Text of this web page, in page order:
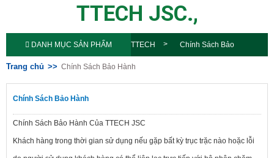
TTECH JSC.,
DANH MỤC SẢN PHẨM TTECH Chính Sách Bảo
Hành
Trang chủ Chính Sách Bảo Hành
Chính Sách Bảo Hành
Chính Sách Bảo Hành Của TTECH JSC
Khách hàng trong thời gian sử dụng nếu gặp bất kỳ trục trặc nào hoặc lỗi